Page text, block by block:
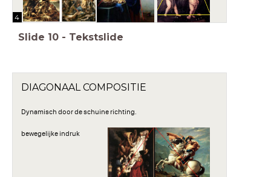
4
Slide 10 - Tekstslide
DIAGONAAL COMPOSITIE
Dynamisch door de schuine richting.
bewegelijke indruk